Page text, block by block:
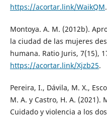
https://acortar.link/WaikQM.
Montoya. A. M. (2012b).
la ciudad de las mujeres
humana. Ratio Juris, 7(15),
https://acortar.link/Xjzb25.
Pereira, I., Dávila, M. X.,
M. A. y Castro, H. A.
Cuidado y violencia a los